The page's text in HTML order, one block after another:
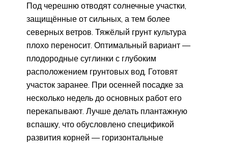
Под черешню отводят солнечные участки,
защищённые от сильных, а тем более
северных ветров. Тяжёлый грунт культура
плохо переносит. Оптимальный вариант —
плодородные суглинки с глубоким
расположением грунтовых вод. Готовят
участок заранее. При осенней посадке за
несколько недель до основных работ его
перекапывают. Лучше делать плантажную
вспашку, что обусловлено спецификой
развития корней — горизонтальные